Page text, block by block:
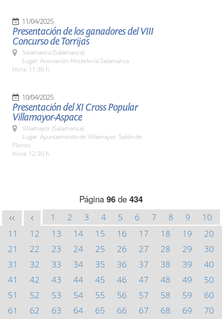
11/04/2025
Presentación de los ganadores del VIII
Concurso de Torrijas
Salamanca (Salamanca)
Lugar: Asociación Hostelería Salamanca
Hora: 11:30 h.
10/04/2025
Presentación del XI Cross Popular
Villamayor-Aspace
Villamayor (Salamanca)
Lugar: Ayuntamiento de Villamayor. Salón de
Plenos.
Hora: 12:30 h.
Página 96 de 434
<< < 1 2 3 4 5 6 7 8 9
10
11
12 13 14 15 16 17 18 19
20
21
22 23 24 25 26 27 28 29
30
31
32 33 34 35 36 37 38 39
40
41
42 43 44 45 46 47 48 49
50
51
52 53 54 55 56 57 58 59
60
61
62 63 64 65 66 67 68 69
70